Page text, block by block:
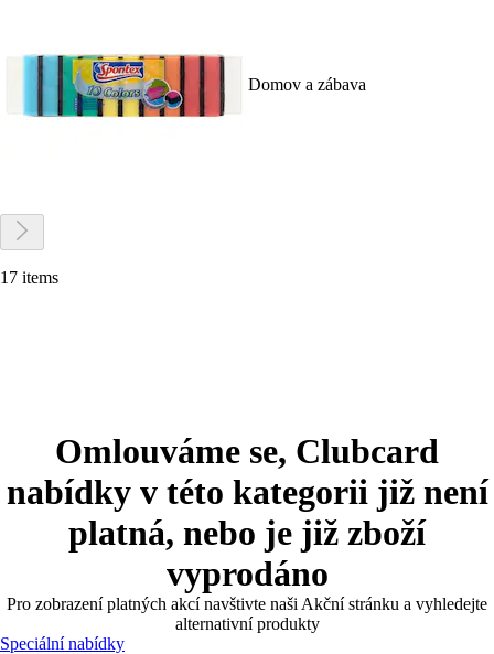
Domov a zábava
17 items
Omlouváme se, Clubcard
nabídky v této kategorii již není
platná, nebo je již zboží
vyprodáno
Pro zobrazení platných akcí navštivte naši Akční stránku a vyhledejte
alternativní produkty
Speciální nabídky